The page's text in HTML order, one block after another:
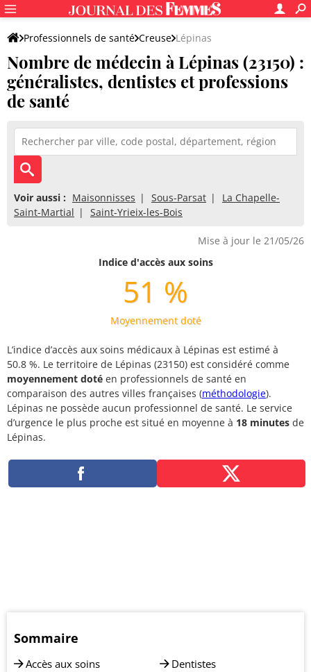
Professionnels de santé Creuse Lépinas
Nombre de médecin à Lépinas (23150) :
généralistes, dentistes et professions
de santé
Voir aussi : Maisonnisses Sous-Parsat
La Chapelle-
Saint-Martial
Saint-Yrieix-les-Bois
Mise à jour le 21/05/26
Indice d'accès aux soins
51 %
Moyennement doté
L’indice d’accès aux soins médicaux à Lépinas est estimé à
50.8 %. Le territoire de Lépinas (23150) est considéré comme
moyennement doté en professionnels de santé en
comparaison des autres villes françaises (méthodologie).
Lépinas ne possède aucun professionnel de santé. Le service
d’urgence le plus proche est situé en moyenne à 18 minutes de
Lépinas.
Sommaire
Accès aux soins
Dentistes